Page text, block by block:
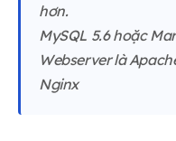
hơn.
MySQL 5.6 hoặc
Webserver là
Nginx